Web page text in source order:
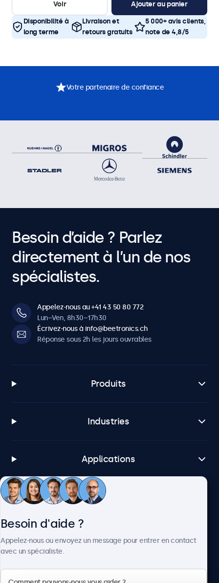
Voir Ajouter au panier
Disponibilité à
long terme
Livraison et
retours gratuits
5 000+ avis clients,
note de 4,8/5
Votre partenaire de confiance
Besoin d’aide ? Parlez
directement à l’un de nos
spécialistes.
Appelez-nous au +41 43 50 80 772
Lun–Ven, 8h30–17h30
Écrivez-nous à info@beetronics.ch
Réponse sous 2h les jours ouvrables
Produits
Industries
Applications
Service client
Besoin d'aide ?
Appelez-nous ou envoyez un message pour entrer en contact
avec un spécialiste.